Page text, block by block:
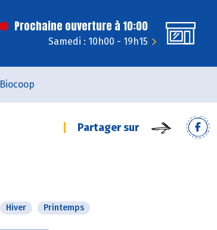
Prochaine ouverture à 10:00
Samedi : 10h00 - 19h15
Biocoop
Partager sur
Hiver Printemps